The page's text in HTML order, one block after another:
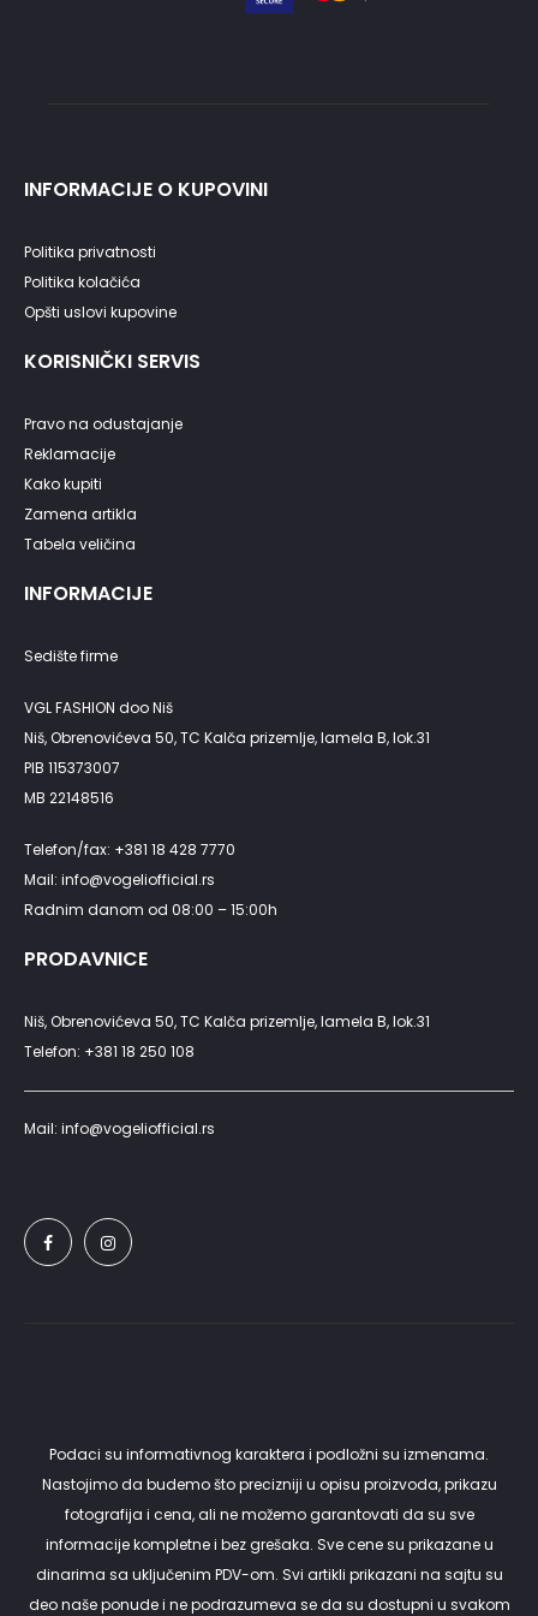
INFORMACIJE O KUPOVINI
Politika privatnosti
Politika kolačića
Opšti uslovi kupovine
KORISNIČKI SERVIS
Pravo na odustajanje
Reklamacije
Kako kupiti
Zamena artikla
Tabela veličina
INFORMACIJE
Sedište firme
VGL FASHION doo Niš
Niš, Obrenovićeva 50, TC Kalča prizemlje, lamela B, lok.31
PIB 115373007
MB 22148516
Telefon/fax: +381 18 428 7770
Mail: info@vogeliofficial.rs
Radnim danom od 08:00 – 15:00h
PRODAVNICE
Niš, Obrenovićeva 50, TC Kalča prizemlje, lamela B, lok.31
Telefon: +381 18 250 108
Mail: info@vogeliofficial.rs
Podaci su informativnog karaktera i podložni su izmenama.
Nastojimo da budemo što precizniji u opisu proizvoda, prikazu
fotografija i cena, ali ne možemo garantovati da su sve
informacije kompletne i bez grešaka. Sve cene su prikazane u
dinarima sa uključenim PDV-om. Svi artikli prikazani na sajtu su
deo naše ponude i ne podrazumeva se da su dostupni u svakom